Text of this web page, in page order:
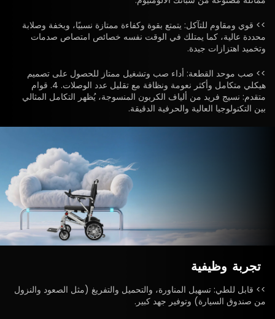
>> قوي ومقاوم للتآكل: يتمتع بقوة وكفاءة ممتازة نسبيًا، وبخفة وصلابة
محددة عالية، كما يمتلك في الوقت نفسه خصائص امتصاص صدمات
وتخميد اهتزازات جيدة.
>> صب موحد القطعة: أداء صب وتشغيل ممتاز للحصول على تصميم
هيكلي متكامل وأكثر نعومة ونظافة مع تقليل عدد الوصلات. 4. قوام
متقدم: نسيج فريد من ألياف الكربون المنسوجة، يُظهر التكامل المثالي
بين التكنولوجيا العالية والحرفية الدقيقة.
تجربة وظيفية
>> قابل للطي: تسهيل المناورة، والتحميل والتفريغ (مثل الصعود والنزول
من صندوق السيارة) وتوفير جهد كبير.